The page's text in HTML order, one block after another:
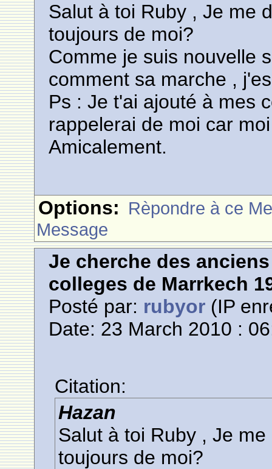
Salut à toi Ruby , Je me
toujours de moi?
Comme je suis nouvelle
comment sa marche ,
Ps : Je t'ai ajouté à mes
rappelerai de moi car
Amicalement.
Options: Rèpondre à ce
Message
Je cherche des
colleges de Marrkech
Posté par: rubyor (IP
Date: 23 March 2010 :
Citation:
Hazan
Salut à toi Ruby , Je
toujours de moi?